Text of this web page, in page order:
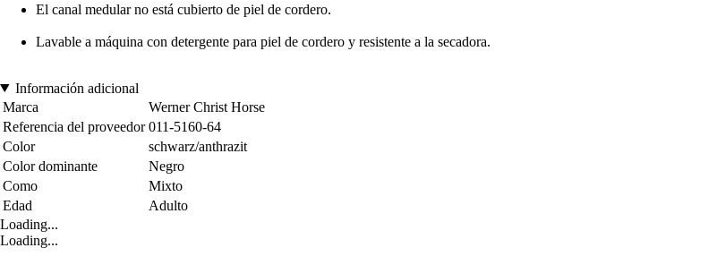
El canal medular no está cubierto de piel de cordero.
Lavable a máquina con detergente para piel de cordero y resistente a la secadora.
Información adicional
Marca
Werner Christ Horse
Referencia del proveedor 011-5160-64
Color
schwarz/anthrazit
Color dominante
Negro
Como
Mixto
Edad
Adulto
Loading...
Loading...